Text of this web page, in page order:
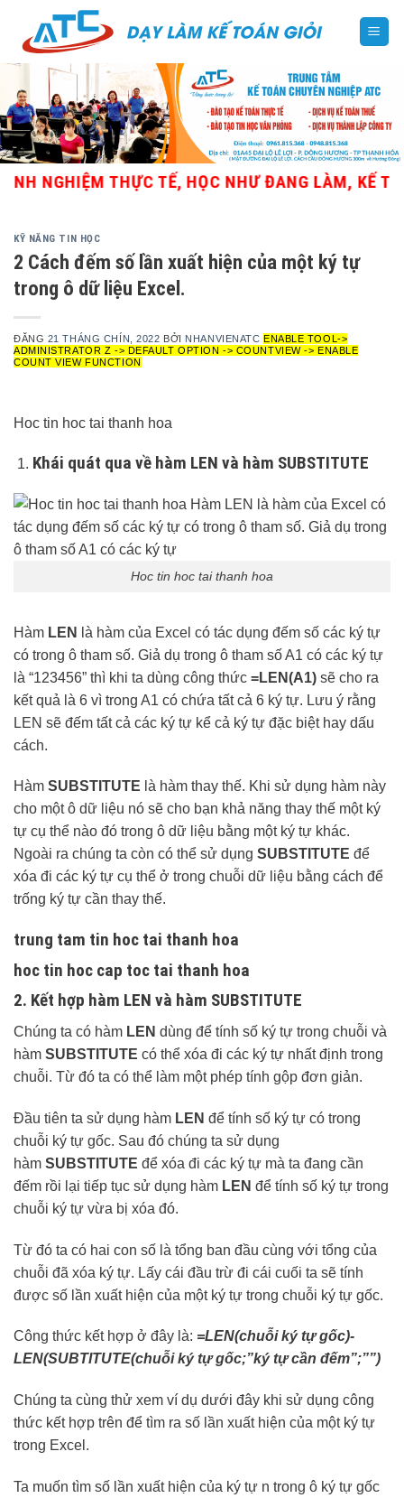
content
THỰC TẾ, HỌC NHƯ ĐANG LÀM, KẾ TOÁN
KỸ NĂNG TIN HỌC
2 Cách đếm số lần xuất hiện của một ký tự
trong ô dữ liệu Excel.
ĐĂNG 21 THÁNG CHÍN, 2022 BỞI NHANVIENATC ENABLE TOOL->
ADMINISTRATOR Z -> DEFAULT OPTION -> COUNTVIEW -> ENABLE
COUNT VIEW FUNCTION
Hoc tin hoc tai thanh hoa
Khái quát qua về hàm LEN và hàm SUBSTITUTE
Hoc tin hoc tai thanh hoa
Hàm LEN
là hàm của Excel có tác dụng đếm số các ký tự
có trong ô tham số. Giả dụ trong ô tham số A1 có các ký tự
là “123456” thì khi ta dùng công thức =LEN(A1) sẽ cho ra
kết quả là 6 vì trong A1 có chứa tất cả 6 ký tự. Lưu ý rằng
LEN sẽ đếm tất cả các ký tự kể cả ký tự đặc biệt hay dấu
cách.
Hàm SUBSTITUTE là hàm thay thế. Khi sử dụng hàm này
cho một ô dữ liệu nó sẽ cho bạn khả năng thay thế một ký
tự cụ thể nào đó trong ô dữ liệu bằng một ký tự khác.
Ngoài ra chúng ta còn có thể sử dụng SUBSTITUTE để
xóa đi các ký tự cụ thể ở trong chuỗi dữ liệu bằng cách để
trống ký tự cần thay thế.
trung tam tin hoc tai thanh hoa
hoc tin hoc cap toc tai thanh hoa
2. Kết hợp hàm LEN và hàm SUBSTITUTE
Chúng ta có hàm LEN dùng để tính số ký tự trong chuỗi và
hàm SUBSTITUTE có thể xóa đi các ký tự nhất định trong
chuỗi. Từ đó ta có thể làm một phép tính gộp đơn giản.
Đầu tiên ta sử dụng hàm LEN để tính số ký tự có trong
chuỗi ký tự gốc. Sau đó chúng ta sử dụng
hàm SUBSTITUTE để xóa đi các ký tự mà ta đang cần
đếm rồi lại tiếp tục sử dụng hàm LEN để tính số ký tự trong
chuỗi ký tự vừa bị xóa đó.
Từ đó ta có hai con số là tổng ban đầu cùng với tổng của
chuỗi đã xóa ký tự. Lấy cái đầu trừ đi cái cuối ta sẽ tính
được số lần xuất hiện của một ký tự trong chuỗi ký tự gốc.
Công thức kết hợp ở đây là: =LEN(chuỗi ký tự gốc)-
LEN(SUBTITUTE(chuỗi ký tự gốc;”ký tự cần đếm”;””)
Chúng ta cùng thử xem ví dụ dưới đây khi sử dụng công
thức kết hợp trên để tìm ra số lần xuất hiện của một ký tự
trong Excel.
Ta muốn tìm số lần xuất hiện của ký tự n trong ô ký tự gốc